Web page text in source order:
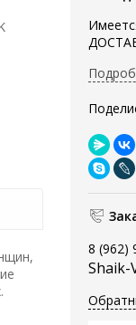
8 (962)
Shaik-